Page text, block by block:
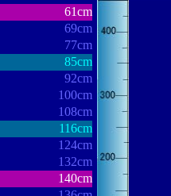
61cm
69cm
77cm
85cm
92cm
100cm
108cm
116cm
124cm
132cm
140cm